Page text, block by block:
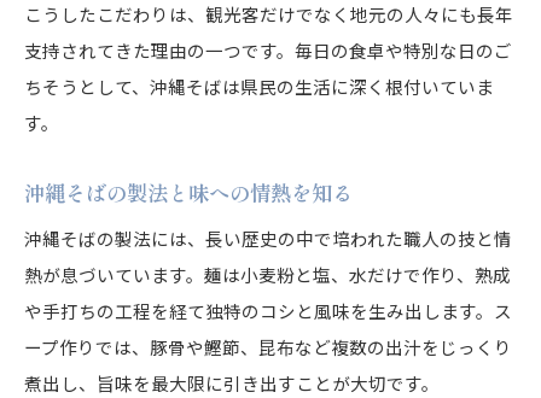
こうしたこだわりは、観光客だけでなく地元の人々にも長年
支持されてきた理由の一つです。毎日の食卓や特別な日のご
ちそうとして、沖縄そばは県民の生活に深く根付いていま
す。
沖縄そばの製法と味への情熱を知る
沖縄そばの製法には、長い歴史の中で培われた職人の技と情
熱が息づいています。麺は小麦粉と塩、水だけで作り、熟成
や手打ちの工程を経て独特のコシと風味を生み出します。ス
ープ作りでは、豚骨や鰹節、昆布など複数の出汁をじっくり
煮出し、旨味を最大限に引き出すことが大切です。